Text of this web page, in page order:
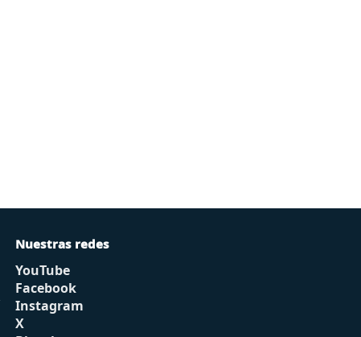
Nuestras redes
YouTube
Facebook
Instagram
X